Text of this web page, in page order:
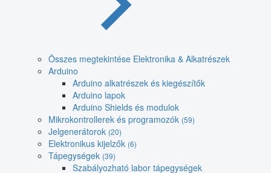
Összes megtekintése Elektronika & Alkatrészek
Arduino
Arduino alkatrészek és kiegészítők
Arduino lapok
Arduino Shields és modulok
Mikrokontrollerek és programozók (59)
Jelgenerátorok (20)
Elektronikus kijelzők (6)
Tápegységek (39)
Szabályozható labor tápegységek